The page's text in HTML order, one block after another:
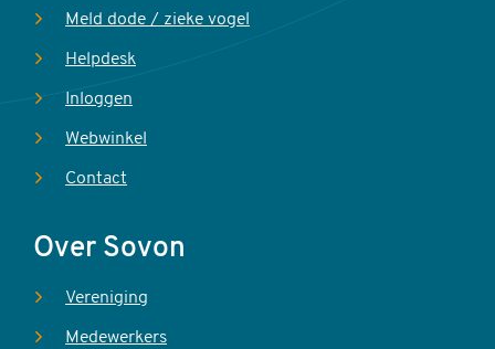
Meld dode / zieke vogel
Helpdesk
Inloggen
Webwinkel
Contact
Over Sovon
Vereniging
Medewerkers